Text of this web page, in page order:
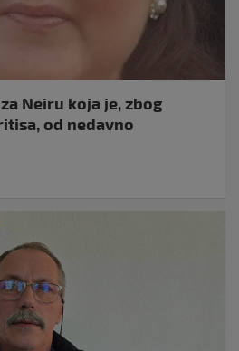
Neiru koja je, zbog
od nedavno